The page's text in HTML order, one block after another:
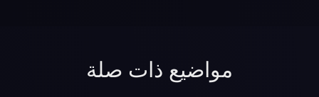
مواضيع ذات صلة